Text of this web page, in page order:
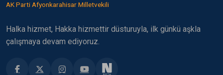
AK Parti Afyonkarahisar Milletvekili
Halka hizmet, Hakka hizmettir düsturuyla, ilk günkü aşkla
çalışmaya devam ediyoruz.